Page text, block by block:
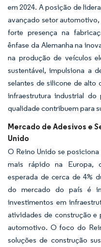
em 2024. A posição de
avançado setor
forte presença na
ênfase da Alemanha na
na produção de veículos
sustentável, impulsiona a
selantes de silicone de alto
infraestrutura industrial
qualidade contribuem para
Mercado de Adesivos e
Unido
O Reino Unido se
mais rápido na Europa,
esperada de cerca de 4%
do mercado do país é
investimentos em
atividades de construção e
automotivo. O foco do
soluções de construção